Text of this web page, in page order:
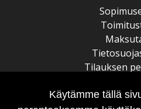
Tilauksen
Käytämme tällä